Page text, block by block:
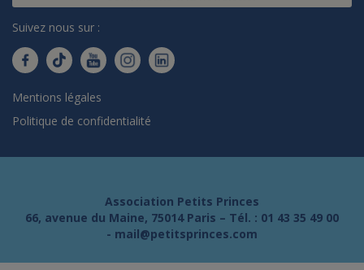
Suivez nous sur :
Mentions légales
Politique de confidentialité
Association Petits Princes
66, avenue du Maine, 75014 Paris – Tél. : 01 43 35 49 00
- mail@petitsprinces.com